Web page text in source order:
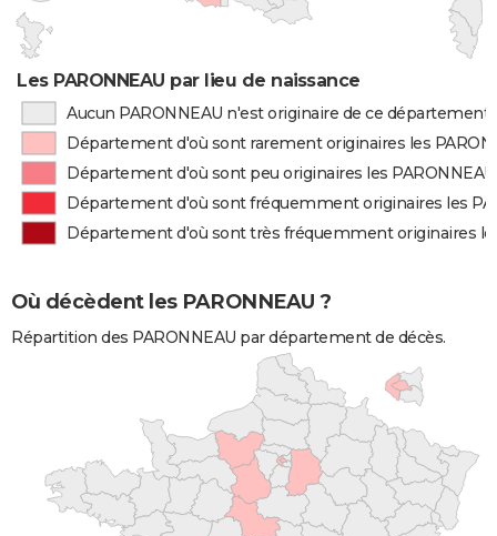
Les PARONNEAU par lieu de naissance
Aucun PARONNEAU n'est originaire de ce département
Département d'où sont rarement originaires les
Département d'où sont peu originaires les PARONNEAU
Département d'où sont fréquemment originaires les
Département d'où sont très fréquemment originaires
Où décèdent les PARONNEAU ?
Répartition des PARONNEAU par département de décès.